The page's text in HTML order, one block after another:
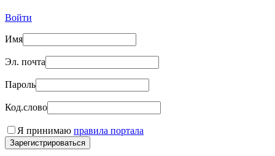
Войти
Имя
Эл. почта
Пароль
Код.слово
Я принимаю правила портала
Зарегистрироваться